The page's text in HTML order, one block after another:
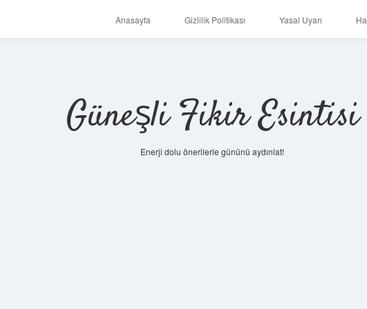
Anasayfa Gizlilik Politikası Yasal Uyarı
Güneşli Fikir Esintisi
Enerji dolu önerilerle gününü aydınlat!